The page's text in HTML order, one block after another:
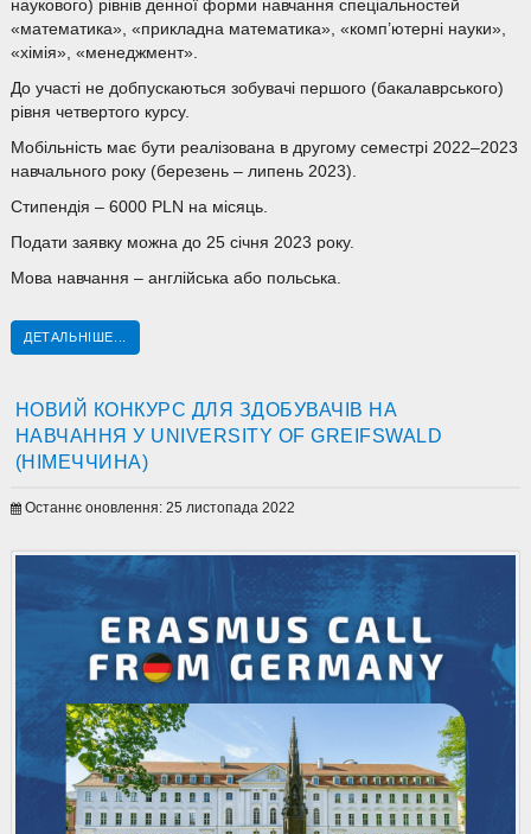
наукового) рівнів денної форми навчання спеціальностей
«математика», «прикладна математика», «комп’ютерні науки»,
«хімія», «менеджмент».
До участі не добпускаються зобувачі першого (бакалаврського)
рівня четвертого курсу.
Мобільність має бути реалізована в другому семестрі 2022–2023
навчального року (березень – липень 2023).
Стипендія – 6000 PLN на місяць.
Подати заявку можна до 25 січня 2023 року.
Мова навчання – англійська або польська.
ДЕТАЛЬНІШЕ...
НОВИЙ КОНКУРС ДЛЯ ЗДОБУВАЧІВ НА
НАВЧАННЯ У UNIVERSITY OF GREIFSWALD
(НІМЕЧЧИНА)
Останнє оновлення: 25 листопада 2022